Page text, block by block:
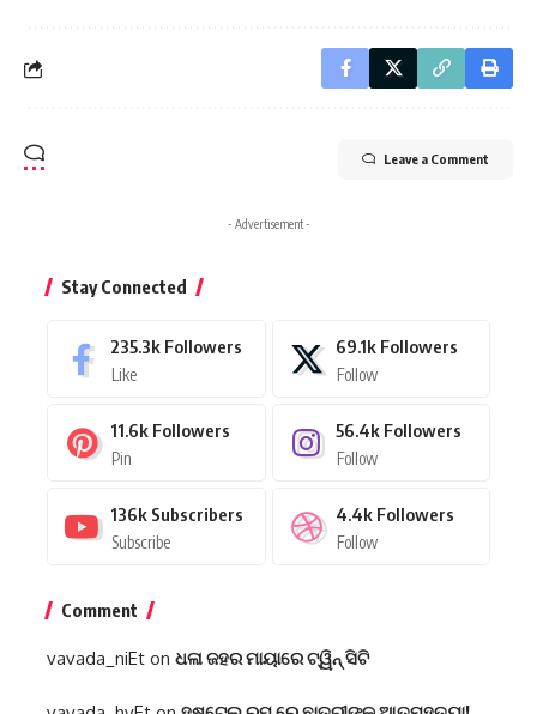
Leave a Comment
- Advertisement -
Stay Connected
235.3k Followers
Like
69.1k Followers
Follow
11.6k Followers
Pin
56.4k Followers
Follow
136k Subscribers
Subscribe
4.4k Followers
Follow
Comment
vavada_niEt on ଧଳା ଜହର ମାୟାରେ ଟ୍ୱିନ୍ ସିଟି